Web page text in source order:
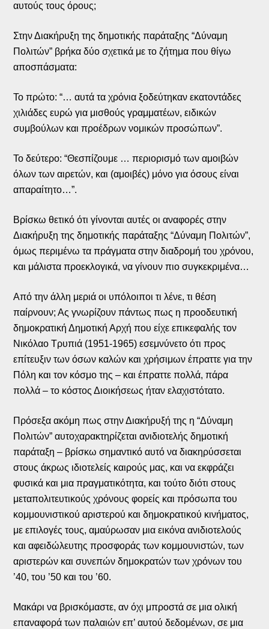
αυτούς τους όρους;
Στην Διακήρυξη της δημοτικής παράταξης “Δύναμη
Πολιτών” βρήκα δύο σχετικά με το ζήτημα που θίγω
αποσπάσματα:
Το πρώτο: “… αυτά τα χρόνια ξοδεύτηκαν εκατοντάδες
χιλιάδες ευρώ για μισθούς γραμματέων, ειδικών
συμβούλων και προέδρων νομικών προσώπων”.
Το δεύτερο: “Θεσπίζουμε … περιορισμό των αμοιβών
όλων των αιρετών, και (αμοιβές) μόνο για όσους είναι
απαραίτητο…”.
Βρίσκω θετικό ότι γίνονται αυτές οι αναφορές στην
Διακήρυξη της δημοτικής παράταξης “Δύναμη Πολιτών”,
όμως περιμένω τα πράγματα στην διαδρομή του χρόνου,
και μάλιστα προεκλογικά, να γίνουν πιο συγκεκριμένα…
Από την άλλη μεριά οι υπόλοιποι τι λένε, τι θέση
παίρνουν; Ας γνωρίζουν πάντως πως η προοδευτική
δημοκρατική Δημοτική Αρχή που είχε επικεφαλής τον
Νικόλαο Τρυπιά (1951-1965) εσεμνύνετο ότι προς
επίτευξιν των όσων καλών και χρήσιμων έπραττε για την
Πόλη και τον κόσμο της – και έπραττε πολλά, πάρα
πολλά – το κόστος Διοικήσεως ήταν ελαχιστότατο.
Πρόσεξα ακόμη πως στην Διακήρυξή της η “Δύναμη
Πολιτών” αυτοχαρακτηρίζεται ανιδιοτελής δημοτική
παράταξη – βρίσκω σημαντικό αυτό να διακηρύσσεται
στους άκρως ιδιοτελείς καιρούς μας, και να εκφράζει
φυσικά και μια πραγματικότητα, και τούτο διότι στους
μεταπολιτευτικούς χρόνους φορείς και πρόσωπα του
κομμουνιστικού αριστερού και δημοκρατικού κινήματος,
με επιλογές τους, αμαύρωσαν μια εικόνα ανιδιοτελούς
και αφειδώλευτης προσφοράς των κομμουνιστών, των
αριστερών και συνεπών δημοκρατών των χρόνων του
’40, του ’50 και του ’60.
Μακάρι να βρισκόμαστε, αν όχι μπροστά σε μια ολική
επαναφορά των παλαιών επ’ αυτού δεδομένων, σε μια